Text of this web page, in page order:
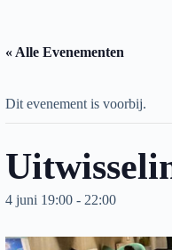
« Alle Evenementen
Dit evenement is voorbij.
4 juni 19:00 - 22:00